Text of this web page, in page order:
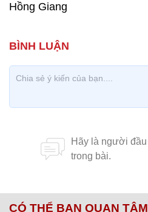
Hồng Giang
CÓ THỂ BẠN QUAN TÂM